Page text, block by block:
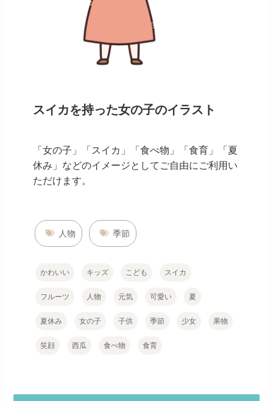
スイカを持った女の子のイラスト
「女の子」「スイカ」「食べ物」「食育」「夏
休み」などのイメージとしてご自由にご利用い
ただけます。
人物 季節
かわいい キッズ こども スイカ
フルーツ 人物 元気 可愛い 夏
夏休み 女の子 子供 季節 少女 果物
笑顔 西瓜 食べ物 食育